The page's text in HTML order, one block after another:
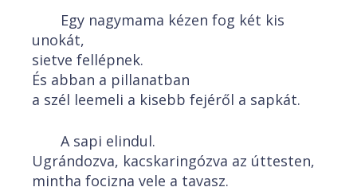
Egy nagymama kézen fog két kis
unokát,
sietve fellépnek.
És abban a pillanatban
a szél leemeli a kisebb fejéről a sapkát.
A sapi elindul.
Ugrándozva, kacskaringózva az úttesten,
mintha focizna vele a tavasz.